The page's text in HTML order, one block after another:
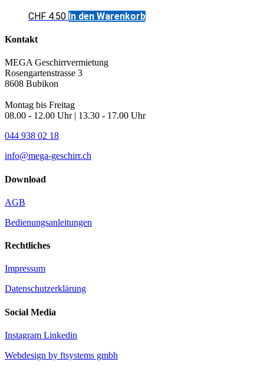
CHF 4.50 In den Warenkorb
Kontakt
MEGA Geschirrvermietung
Rosengartenstrasse 3
8608 Bubikon
Montag bis Freitag
08.00 - 12.00 Uhr | 13.30 - 17.00 Uhr
044 938 02 18
info@mega-geschirr.ch
Download
AGB
Bedienungsanleitungen
Rechtliches
Impressum
Datenschutzerklärung
Social Media
Instagram Linkedin
Webdesign by ftsystems gmbh